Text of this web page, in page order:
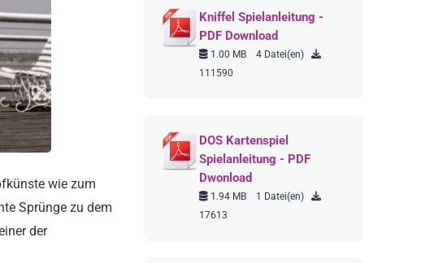
wie zum
Sprünge zu dem
der
Kniffel Spielanleitung -
PDF Download
1.00 MB
4 Datei(en)
111590
DOS Kartenspiel
Spielanleitung - PDF
Dwonload
1.94 MB
1 Datei(en)
17613